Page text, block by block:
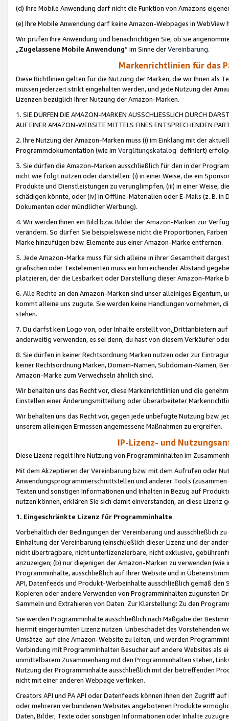
(d) Ihre Mobile Anwendung darf nicht die Funktion von Amazons
(e) Ihre Mobile Anwendung darf keine Amazon-Webpages in WebView
Wir prüfen Ihre Anwendung und benachrichtigen Sie, ob sie
„Zugelassene Mobile Anwendung“ im Sinne derVereinbarung.
Markenrichtlinien für das
Diese Richtlinien gelten für die Nutzung der Marken, die wir Ihnen als
müssen jederzeit strikt eingehalten werden, und jede Nutzung der
Lizenzen bezüglich Ihrer Nutzung der Amazon-Marken.
1. SIE DÜRFEN DIE AMAZON-MARKEN AUSSCHLIESSLICH DURCH
AUF EINER AMAZON-WEBSITE MITTELS EINES ENTSPRECHENDEN
2. Ihre Nutzung der Amazon-Marken muss (i) im Einklang mit der
Programmdokumentation (wie im Vergütungskatalog definiert)
3. Sie dürfen die Amazon-Marken ausschließlich für den in der
nicht wie folgt nutzen oder darstellen: (i) in einer Weise, die ein
Produkte und Dienstleistungen zu verunglimpfen, (iii) in einer Weise,
schädigen könnte, oder (iv) in Offline-Materialien oder E-Mails (z. B. in
Dokumenten oder mündlicher Werbung).
4. Wir werden Ihnen ein Bild bzw. Bilder der Amazon-Marken zur
verändern. So dürfen Sie beispielsweise nicht die Proportionen,
Marke hinzufügen bzw. Elemente aus einer Amazon-Marke entfernen.
5. Jede Amazon-Marke muss für sich alleine in ihrer Gesamtheit
grafischen oder Textelementen muss ein hinreichender Abstand
platzieren, der die Lesbarkeit oder Darstellung dieser Amazon-Marke
6. Alle Rechte an den Amazon-Marken sind unser alleiniges
kommt alleine uns zugute. Sie werden keine Handlungen vornehmen,
stehen.
7. Du darfst kein Logo von, oder Inhalte erstellt von,Drittanbietern auf
anderweitig verwenden, es sei denn, du hast von diesem Verkäufer
8. Sie dürfen in keiner Rechtsordnung Marken nutzen oder zur
keiner Rechtsordnung Marken, Domain-Namen, Subdomain-Namen,
Amazon-Marke zum Verwechseln ähnlich sind.
Wir behalten uns das Recht vor, diese Markenrichtlinien und die
Einstellen einer Änderungsmitteilung oder überarbeiteter
Wir behalten uns das Recht vor, gegen jede unbefugte Nutzung bzw.
unserem alleinigen Ermessen angemessene Maßnahmen zu ergreifen.
IP-Lizenz- und
Diese Lizenz regelt Ihre Nutzung von Programminhalten im
Mit dem Akzeptieren der Vereinbarung bzw. mit dem Aufrufen oder
Anwendungsprogrammierschnittstellen und anderer Tools (zusammen
Texten und sonstigen Informationen und Inhalten in Bezug auf
nutzen können, erklären Sie sich damit einverstanden, an diese Lizenz
1. Eingeschränkte Lizenz für Programminhalte
Vorbehaltlich der Bedingungen der Vereinbarung und ausschließlich
Einhaltung der Vereinbarung (einschließlich dieser Lizenz und der
nicht übertragbare, nicht unterlizenzierbare, nicht exklusive,
anzuzeigen; (b) nur diejenigen der Amazon-Marken zu verwenden
Programminhalte, ausschließlich auf Ihrer Website und in
API, Datenfeeds und Produkt-Werbeinhalte ausschließlich gemäß
Kopieren oder andere Verwenden von Programminhalten zugunsten
Sammeln und Extrahieren von Daten. Zur Klarstellung: Zu den
Sie werden Programminhalte ausschließlich nach Maßgabe der
hiermit eingeräumten Lizenz nutzen. Unbeschadet des Vorstehenden
Umsätze auf eine Amazon-Website zu leiten, und werden
Verbindung mit Programminhalten Besucher auf andere Websites als
unmittelbarem Zusammenhang mit den Programminhalten stehen,
Nutzung der Programminhalte ausschließlich mit der betreffenden
nicht mit einer anderen Webpage verlinken.
Creators API und PA API oder Datenfeeds können Ihnen den Zugriff
oder mehreren verbundenen Websites angebotenen Produkte
Daten, Bilder, Texte oder sonstigen Informationen oder Inhalte